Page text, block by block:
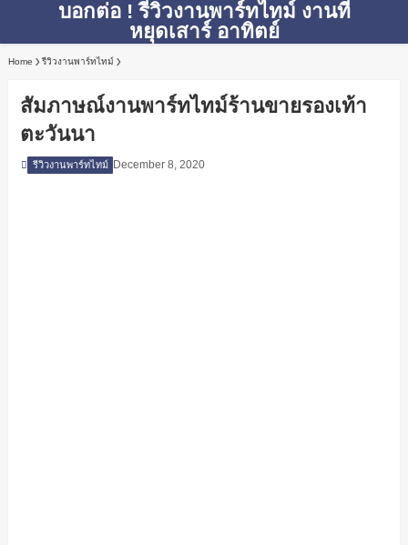
บอกต่อ ! รีวิวงานพาร์ทไทม์ งานที่
หยุดเสาร์ อาทิตย์
Home รีวิวงานพาร์ทไทม์
สัมภาษณ์งานพาร์ทไทม์ร้านขายรองเท้า
ตะวันนา
รีวิวงานพาร์ทไทม์ December 8, 2020